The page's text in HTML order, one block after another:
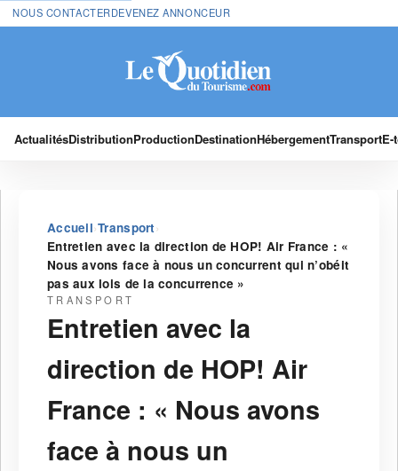
NOUS CONTACTERDEVENEZ ANNONCEUR
ActualitésDistributionProductionDestinationHébergementTransport
Accueil›Transport ›
Entretien avec la direction de HOP! Air France : «
Nous avons face à nous un concurrent qui n’obéit
pas aux lois de la concurrence »
TRANSPORT
Entretien avec la
direction de HOP! Air
France : « Nous avons
face à nous un